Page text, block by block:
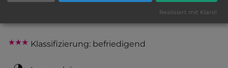
Klassifizierung: befriedigend
Realisiert mit Klaro!